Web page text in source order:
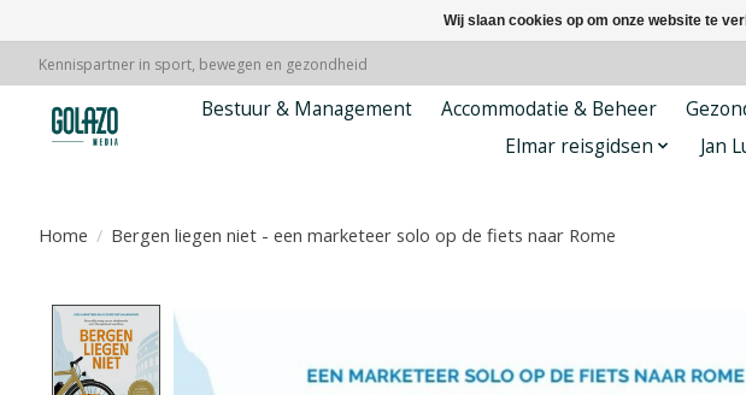
Kennispartner in sport, bewegen en gezondheid
Bestuur & Management Accommodatie & Beheer
Elmar reisgidsen
Jan
Home / Bergen liegen niet - een marketeer solo op de fiets naar Rome
Product image slideshow Items
Wij slaan cookies op om onze website te